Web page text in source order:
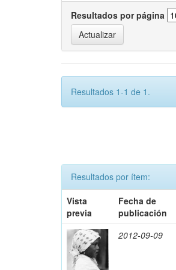
Resultados por página
Resultados 1-1 de 1.
Resultados por ítem:
Vista
previa
Fecha de
publicación
2012-09-09